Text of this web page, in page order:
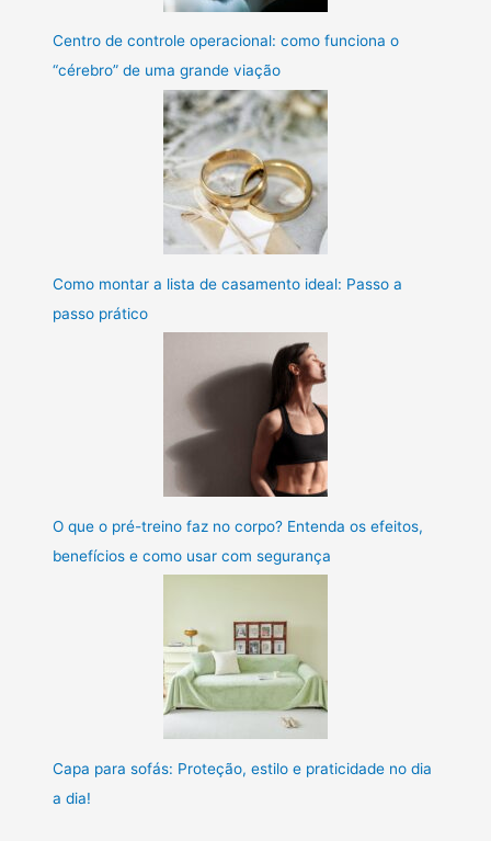
Centro de controle operacional: como funciona o
“cérebro” de uma grande viação
Como montar a lista de casamento ideal: Passo a
passo prático
O que o pré-treino faz no corpo? Entenda os efeitos,
benefícios e como usar com segurança
Capa para sofás: Proteção, estilo e praticidade no dia
a dia!